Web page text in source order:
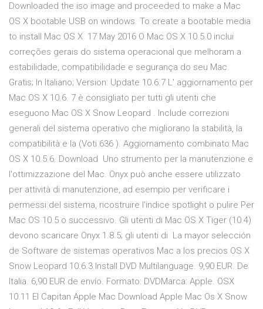
Downloaded the iso image and proceeded to make a Mac
OS X bootable USB on windows. To create a bootable media
to install Mac OS X 17 May 2016 O Mac OS X 10.5.0 inclui
correções gerais do sistema operacional que melhoram a
estabilidade, compatibilidade e segurança do seu Mac.
Gratis; In Italiano; Version: Update 10.6.7 L' aggiornamento per
Mac OS X 10.6. 7 è consigliato per tutti gli utenti che
eseguono Mac OS X Snow Leopard . Include correzioni
generali del sistema operativo che migliorano la stabilità, la
compatibilità e la (Voti 636 ). Aggiornamento combinato Mac
OS X 10.5.6. Download Uno strumento per la manutenzione e
l'ottimizzazione del Mac. Onyx può anche essere utilizzato
per attività di manutenzione, ad esempio per verificare i
permessi del sistema, ricostruire l'indice spotlight o pulire Per
Mac OS 10.5 o successivo. Gli utenti di Mac OS X Tiger (10.4)
devono scaricare Onyx 1.8.5; gli utenti di La mayor selección
de Software de sistemas operativos Mac a los precios OS X
Snow Leopard 10.6.3 Install DVD Multilanguage. 9,90 EUR. De
Italia. 6,90 EUR de envío. Formato: DVDMarca: Apple. OSX
10.11 El Capitan Apple Mac Download Apple Mac Os X Snow